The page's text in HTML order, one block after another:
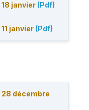
18 janvier (Pdf)
11 janvier (Pdf)
28 décembre